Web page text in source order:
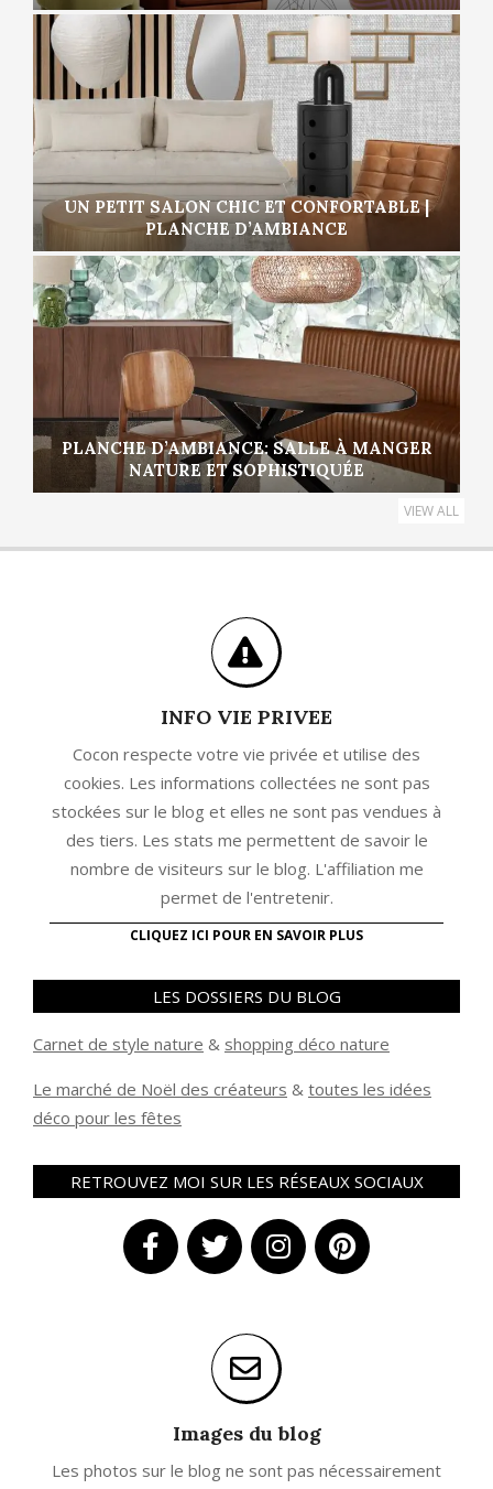
UN PETIT SALON CHIC ET CONFORTABLE |
PLANCHE D’AMBIANCE
PLANCHE D’AMBIANCE: SALLE À MANGER
NATURE ET SOPHISTIQUÉE
VIEW ALL
INFO VIE PRIVEE
Cocon respecte votre vie privée et utilise des
cookies. Les informations collectées ne sont pas
stockées sur le blog et elles ne sont pas vendues à
des tiers. Les stats me permettent de savoir le
nombre de visiteurs sur le blog. L'affiliation me
permet de l'entretenir.
CLIQUEZ ICI POUR EN SAVOIR PLUS
LES DOSSIERS DU BLOG
Carnet de style nature & shopping déco nature
Le marché de Noël des créateurs & toutes les idées
déco pour les fêtes
RETROUVEZ MOI SUR LES RÉSEAUX SOCIAUX
Images du blog
Les photos sur le blog ne sont pas nécessairement